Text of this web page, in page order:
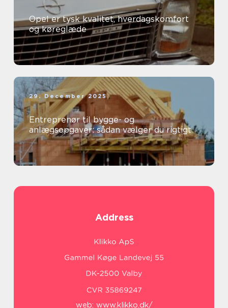
Opel er tysk kvalitet, hverdagskomfort
og køreglæde
29. December 2025
Entreprenør til bygge- og
anlægsopgaver: sådan vælger du rigtigt
Address
web: www.klikko.dk/